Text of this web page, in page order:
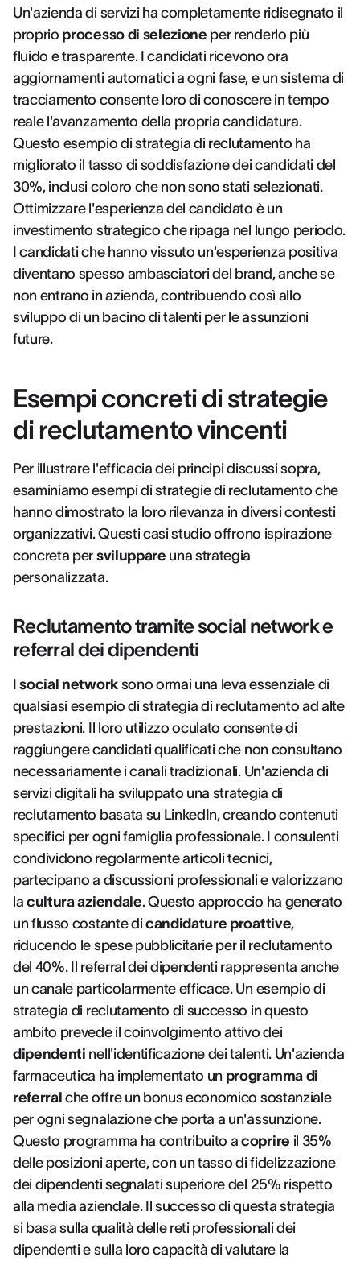
Un'azienda di servizi ha completamente ridisegnato il
proprio processo di selezione per renderlo più
fluido e trasparente. I candidati ricevono ora
aggiornamenti automatici a ogni fase, e un sistema di
tracciamento consente loro di conoscere in tempo
reale l'avanzamento della propria candidatura.
Questo esempio di strategia di reclutamento ha
migliorato il tasso di soddisfazione dei candidati del
30%, inclusi coloro che non sono stati selezionati.
Ottimizzare l'esperienza del candidato è un
investimento strategico che ripaga nel lungo periodo.
I candidati che hanno vissuto un'esperienza positiva
diventano spesso ambasciatori del brand, anche se
non entrano in azienda, contribuendo così allo
sviluppo di un bacino di talenti per le assunzioni
future.
Esempi concreti di strategie
di reclutamento vincenti
Per illustrare l'efficacia dei principi discussi sopra,
esaminiamo esempi di strategie di reclutamento che
hanno dimostrato la loro rilevanza in diversi contesti
organizzativi. Questi casi studio offrono ispirazione
concreta per sviluppare una strategia
personalizzata.
Reclutamento tramite social network e
referral dei dipendenti
Isocial networksono ormai una leva essenziale di
qualsiasi esempio di strategia di reclutamento ad alte
prestazioni. Il loro utilizzo oculato consente di
raggiungere candidati qualificati che non consultano
necessariamente i canali tradizionali. Un'azienda di
servizi digitali ha sviluppato una strategia di
reclutamento basata su LinkedIn, creando contenuti
specifici per ogni famiglia professionale. I consulenti
condividono regolarmente articoli tecnici,
partecipano a discussioni professionali e valorizzano
lacultura aziendale. Questo approccio ha generato
un flusso costante dicandidature proattive,
riducendo le spese pubblicitarie per il reclutamento
del 40%. Il referral dei dipendenti rappresenta anche
un canale particolarmente efficace. Un esempio di
strategia di reclutamento di successo in questo
ambito prevede il coinvolgimento attivo dei
dipendenti nell'identificazione dei talenti. Un'azienda
farmaceutica ha implementato un programma di
referral che offre un bonus economico sostanziale
per ogni segnalazione che porta a un'assunzione.
Questo programma ha contribuito acoprire il 35%
delle posizioni aperte, con un tasso di fidelizzazione
dei dipendenti segnalati superiore del 25% rispetto
alla media aziendale. Il successo di questa strategia
si basa sulla qualità delle reti professionali dei
dipendenti e sulla loro capacità di valutare la